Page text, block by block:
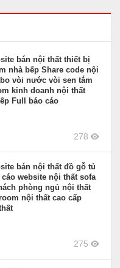
bán nội thất thiết bị
nhà bếp Share code nội
vòi nước vòi sen tắm
kinh doanh nội thất
Full báo cáo
278
bán nội thất đồ gỗ tủ
website nội thất sofa
phòng ngủ nội thất
nội thất cao cấp
275